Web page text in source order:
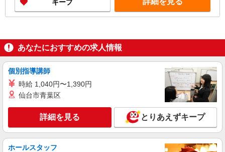
○。・゜+゜
キープ
あなたにおすすめの求人情報
個別指導講師
時給 1,040円〜1,390円
仙台市青葉区
詳細を見る とりあえずキープ
ホールスタッフ